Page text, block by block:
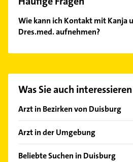
Wie kann ich Kontakt mit Kanja
Dres.med. aufnehmen?
finden Sie alleKontaktdaten.
Was Sie auch
Arzt in Bezirken von Duisburg
Bezirk Duisburg-Süd
Bezirk Homberg
Arzt in der Umgebung
Oberhausen Rheinland
Beliebte Suchen in Duisburg